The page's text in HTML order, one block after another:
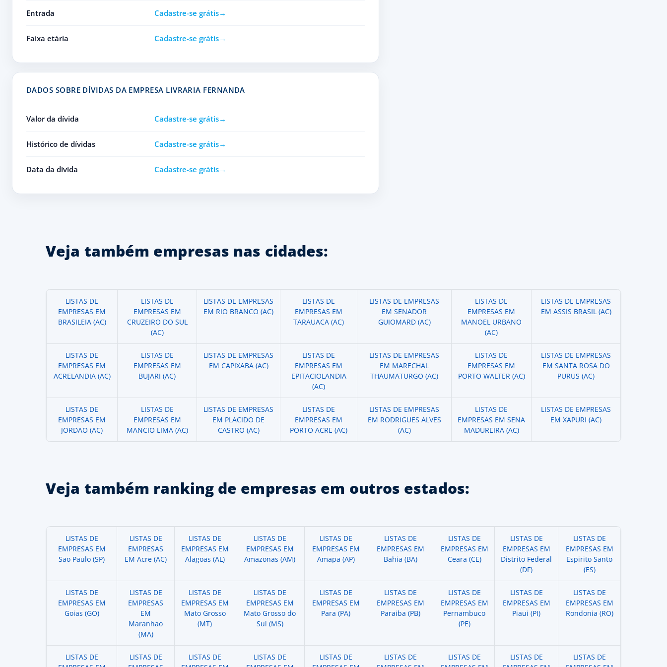
Entrada Cadastre-se grátis
Faixa etária Cadastre-se grátis
DADOS SOBRE DÍVIDAS DA EMPRESA LIVRARIA FERNANDA
Valor da dívida Cadastre-se grátis
Histórico de dívidas Cadastre-se grátis
Data da dívida Cadastre-se grátis
Veja também empresas nas cidades:
LISTAS DE
EMPRESAS EM
BRASILEIA (AC)
LISTAS DE
EMPRESAS EM
CRUZEIRO DO SUL
(AC)
LISTAS DE EMPRESAS
EM RIO BRANCO (AC)
LISTAS DE
EMPRESAS EM
TARAUACA (AC)
LISTAS DE EMPRESAS
EM SENADOR
GUIOMARD (AC)
LISTAS DE
EMPRESAS EM
MANOEL URBANO
(AC)
LISTAS DE EMPRESAS
EM ASSIS BRASIL (AC)
LISTAS DE
EMPRESAS EM
ACRELANDIA (AC)
LISTAS DE
EMPRESAS EM
BUJARI (AC)
LISTAS DE EMPRESAS
EM CAPIXABA (AC)
LISTAS DE
EMPRESAS EM
EPITACIOLANDIA
(AC)
LISTAS DE EMPRESAS
EM MARECHAL
THAUMATURGO (AC)
LISTAS DE
EMPRESAS EM
PORTO WALTER (AC)
LISTAS DE EMPRESAS
EM SANTA ROSA DO
PURUS (AC)
LISTAS DE
EMPRESAS EM
JORDAO (AC)
LISTAS DE
EMPRESAS EM
MANCIO LIMA (AC)
LISTAS DE EMPRESAS
EM PLACIDO DE
CASTRO (AC)
LISTAS DE
EMPRESAS EM
PORTO ACRE (AC)
LISTAS DE EMPRESAS
EM RODRIGUES ALVES
(AC)
LISTAS DE
EMPRESAS EM SENA
MADUREIRA (AC)
LISTAS DE EMPRESAS
EM XAPURI (AC)
Veja também ranking de empresas em outros estados:
LISTAS DE
EMPRESAS EM
Sao Paulo (SP)
LISTAS DE
EMPRESAS
EM Acre (AC)
LISTAS DE
EMPRESAS EM
Alagoas (AL)
LISTAS DE
EMPRESAS EM
Amazonas (AM)
LISTAS DE
EMPRESAS EM
Amapa (AP)
LISTAS DE
EMPRESAS EM
Bahia (BA)
LISTAS DE
EMPRESAS EM
Ceara (CE)
LISTAS DE
EMPRESAS EM
Distrito Federal
(DF)
LISTAS DE
EMPRESAS EM
Espirito Santo
(ES)
LISTAS DE
EMPRESAS EM
Goias (GO)
LISTAS DE
EMPRESAS
EM
Maranhao
(MA)
LISTAS DE
EMPRESAS EM
Mato Grosso
(MT)
LISTAS DE
EMPRESAS EM
Mato Grosso do
Sul (MS)
LISTAS DE
EMPRESAS EM
Para (PA)
LISTAS DE
EMPRESAS EM
Paraiba (PB)
LISTAS DE
EMPRESAS EM
Pernambuco
(PE)
LISTAS DE
EMPRESAS EM
Piaui (PI)
LISTAS DE
EMPRESAS EM
Rondonia (RO)
LISTAS DE
LISTAS DE
LISTAS DE
LISTAS DE
LISTAS DE
LISTAS DE
LISTAS DE
LISTAS DE
LISTAS DE